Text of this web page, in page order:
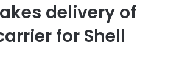
delivery of
for Shell